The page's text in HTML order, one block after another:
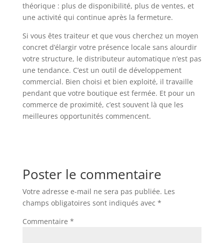
théorique : plus de disponibilité, plus de ventes, et
une activité qui continue après la fermeture.
Si vous êtes traiteur et que vous cherchez un moyen
concret d’élargir votre présence locale sans alourdir
votre structure, le distributeur automatique n’est pas
une tendance. C’est un outil de développement
commercial. Bien choisi et bien exploité, il travaille
pendant que votre boutique est fermée. Et pour un
commerce de proximité, c’est souvent là que les
meilleures opportunités commencent.
Poster le commentaire
Votre adresse e-mail ne sera pas publiée. Les
champs obligatoires sont indiqués avec *
Commentaire *